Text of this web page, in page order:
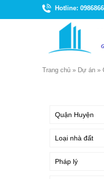
Hotline:
Trang chủ » Dự án »